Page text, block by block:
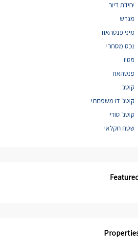
יחידת דיור
מגרש
מיני פנטהאוז
נכס מסחרי
פטיו
פנטהאוז
קוטג'
קוטג' דו משפחתי
קוטג' טורי
שטח חקלאי